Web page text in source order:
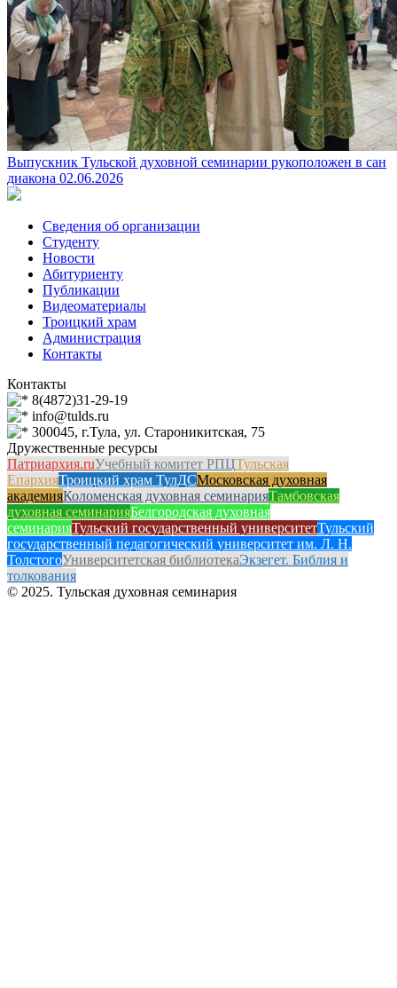
Выпускник Тульской духовной семинарии рукоположен в сан
диакона 02.06.2026
Сведения об организации
Студенту
Новости
Абитуриенту
Публикации
Видеоматериалы
Троицкий храм
Администрация
Контакты
Контакты
8(4872)31-29-19
info@tulds.ru
300045, г.Тула, ул. Староникитская, 75
Дружественные ресурсы
Патриархия.ruУчебный комитет РПЦТульская
ЕпархияТроицкий храм ТулДСМосковская духовная
академияКоломенская духовная семинарияТамбовская
духовная семинарияБелгородская духовная
семинарияТульский государственный университетТульский
государственный педагогический университет им. Л. Н.
ТолстогоУниверситетская библиотекаЭкзегет. Библия и
толкования
© 2025. Тульская духовная семинария